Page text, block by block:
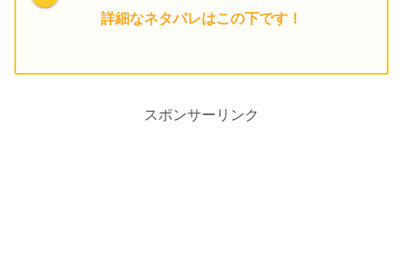
詳細なネタバレはこの下です！
スポンサーリンク